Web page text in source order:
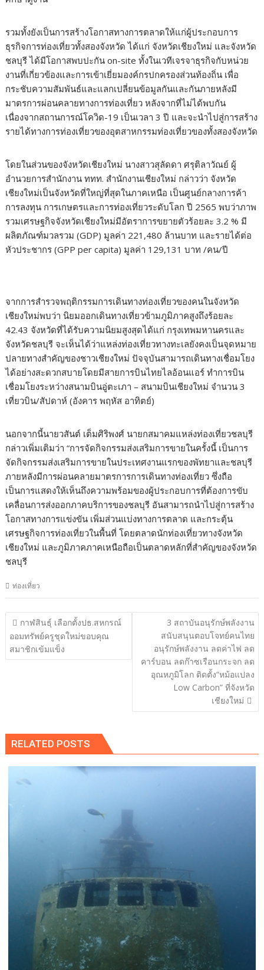
รวมทั้งยังเป็นการสร้างโอกาสทางการตลาดให้แก่ผู้ประกอบการ
ธุรกิจการท่องเที่ยวทั้งสองจังหวัด ได้แก่ จังหวัดเชียงใหม่ และจังหวัด
ชลบุรี ได้มีโอกาสพบปะกัน on-site ทั้งในเวทีเจรจาธุรกิจกับหน่วย
งานที่เกี่ยวข้องและการเข้าเยี่ยมองค์กรปกครองส่วนท้องถิ่น เพื่อ
กระชับความสัมพันธ์และแลกเปลี่ยนข้อมูลกันและกันภายหลังมี
มาตรการผ่อนคลายทางการท่องเที่ยว หลังจากที่ไม่ได้พบกัน
เนื่องจากสถานการณ์โควิด-19 เป็นเวลา 3 ปี และจะนำไปสู่การสร้าง
รายได้ทางการท่องเที่ยวของอุตสาหกรรมท่องเที่ยวของทั้งสองจังหวัด
โดยในส่วนของจังหวัดเชียงใหม่ นางสาวสุลัดดา ศรุติลาวัณย์ ผู้
อำนวยการสำนักงาน ททท. สำนักงานเชียงใหม่ กล่าวว่า จังหวัด
เชียงใหม่เป็นจังหวัดที่ใหญ่ที่สุดในภาคเหนือ เป็นศูนย์กลางการค้า
การลงทุน การเกษตรและการท่องเที่ยวระดับโลก ปี 2565 พบว่าภาพ
รวมเศรษฐกิจจังหวัดเชียงใหม่มีอัตราการขยายตัวร้อยละ 3.2 % มี
ผลิตภัณฑ์มวลรวม (GDP) มูลค่า 221,480 ล้านบาท และรายได้ต่อ
หัวประชากร (GPP per capita) มูลค่า 129,131 บาท /คน/ปี
จากการสำรวจพฤติกรรมการเดินทางท่องเที่ยวของคนในจังหวัด
เชียงใหม่พบว่า นิยมออกเดินทางเที่ยวข้ามภูมิภาคสูงถึงร้อยละ
42.43 จังหวัดที่ได้รับความนิยมสูงสุดได้แก่ กรุงเทพมหานครและ
จังหวัดชลบุรี จะเห็นได้ว่าแหล่งท่องเที่ยวทางทะเลยังคงเป็นจุดหมาย
ปลายทางสำคัญของชาวเชียงใหม่ ปัจจุบันสามารถเดินทางเชื่อมโยง
ได้อย่างสะดวกสบายโดยมีสายการบินไทยไลอ้อนแอร์ ทำการบิน
เชื่อมโยงระหว่างสนามบินอู่ตะเภา – สนามบินเชียงใหม่ จำนวน 3
เที่ยวบิน/สัปดาห์ (อังคาร พฤหัส อาทิตย์)
​​นอกจากนี้นายวสันต์ เต็มศิริพงศ์ นายกสมาคมแหล่งท่องเที่ยวชลบุรี
กล่าวเพิ่มเติมว่า “การจัดกิจกรรมส่งเสริมการขายในครั้งนี้ เป็นการ
จัดกิจกรรมส่งเสริมการขายในประเทศงานแรกของพัทยาและชลบุรี
ภายหลังมีการผ่อนคลายมาตรการการเดินทางท่องเที่ยว ซึ่งถือ
เป็นการแสดงให้เห็นถึงความพร้อมของผู้ประกอบการที่ต้องการขับ
เคลื่อนการส่งออกภาคบริการของชลบุรี อันสามารถนำไปสู่การสร้าง
โอกาสทางการแข่งขัน เพิ่มส่วนแบ่งทางการตลาด และกระตุ้น
เศรษฐกิจการท่องเที่ยวในพื้นที่ โดยตลาดนักท่องเที่ยวทางจังหวัด
เชียงใหม่ และภูมิภาคภาคเหนือถือเป็นตลาดหลักที่สำคัญของจังหวัด
ชลบุรี
ท่องเที่ยว
แนะแนว
เรื่อง
กาฬสินธุ์ เลือกตั้งปธ.สหกรณ์
ออมทรัพย์ครูชุดใหม่ขอบคุณ
สมาชิกเข้มแข็ง
3 สถาบันอนุรักษ์พลังงาน
สนับสนุนตอบโจทย์คนไทย
อนุรักษ์พลังงาน ลดค่าไฟ ลด
คาร์บอน ลดก๊าซเรือนกระจก ลด
อุณหภูมิโลก ติดตั้ง“หม้อแปลง
Low Carbon” ที่จังหวัด
เชียงใหม่
RELATED POSTS